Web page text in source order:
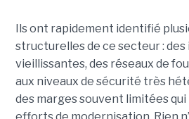
Ils ont rapidement identifié
structurelles de ce secteur :
vieillissantes, des réseaux de
aux niveaux de sécurité très
des marges souvent limitées